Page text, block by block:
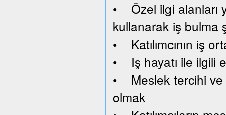
• Özel ilgi alanları
kullanarak iş bulma
• Katılımcının iş
• Iş hayatı ile ilgili
• Meslek tercihi ve
olmak